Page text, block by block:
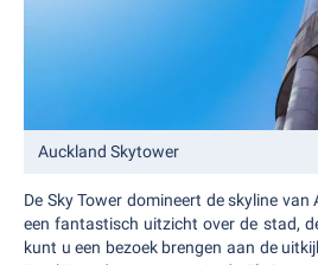
Auckland Skytower
De Sky Tower domineert de skyline
een fantastisch uitzicht over de stad,
kunt u een bezoek brengen aan de